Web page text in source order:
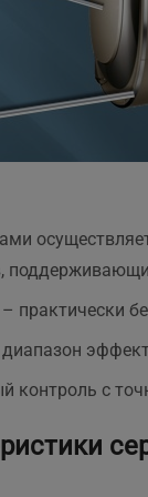
практически
контроль с